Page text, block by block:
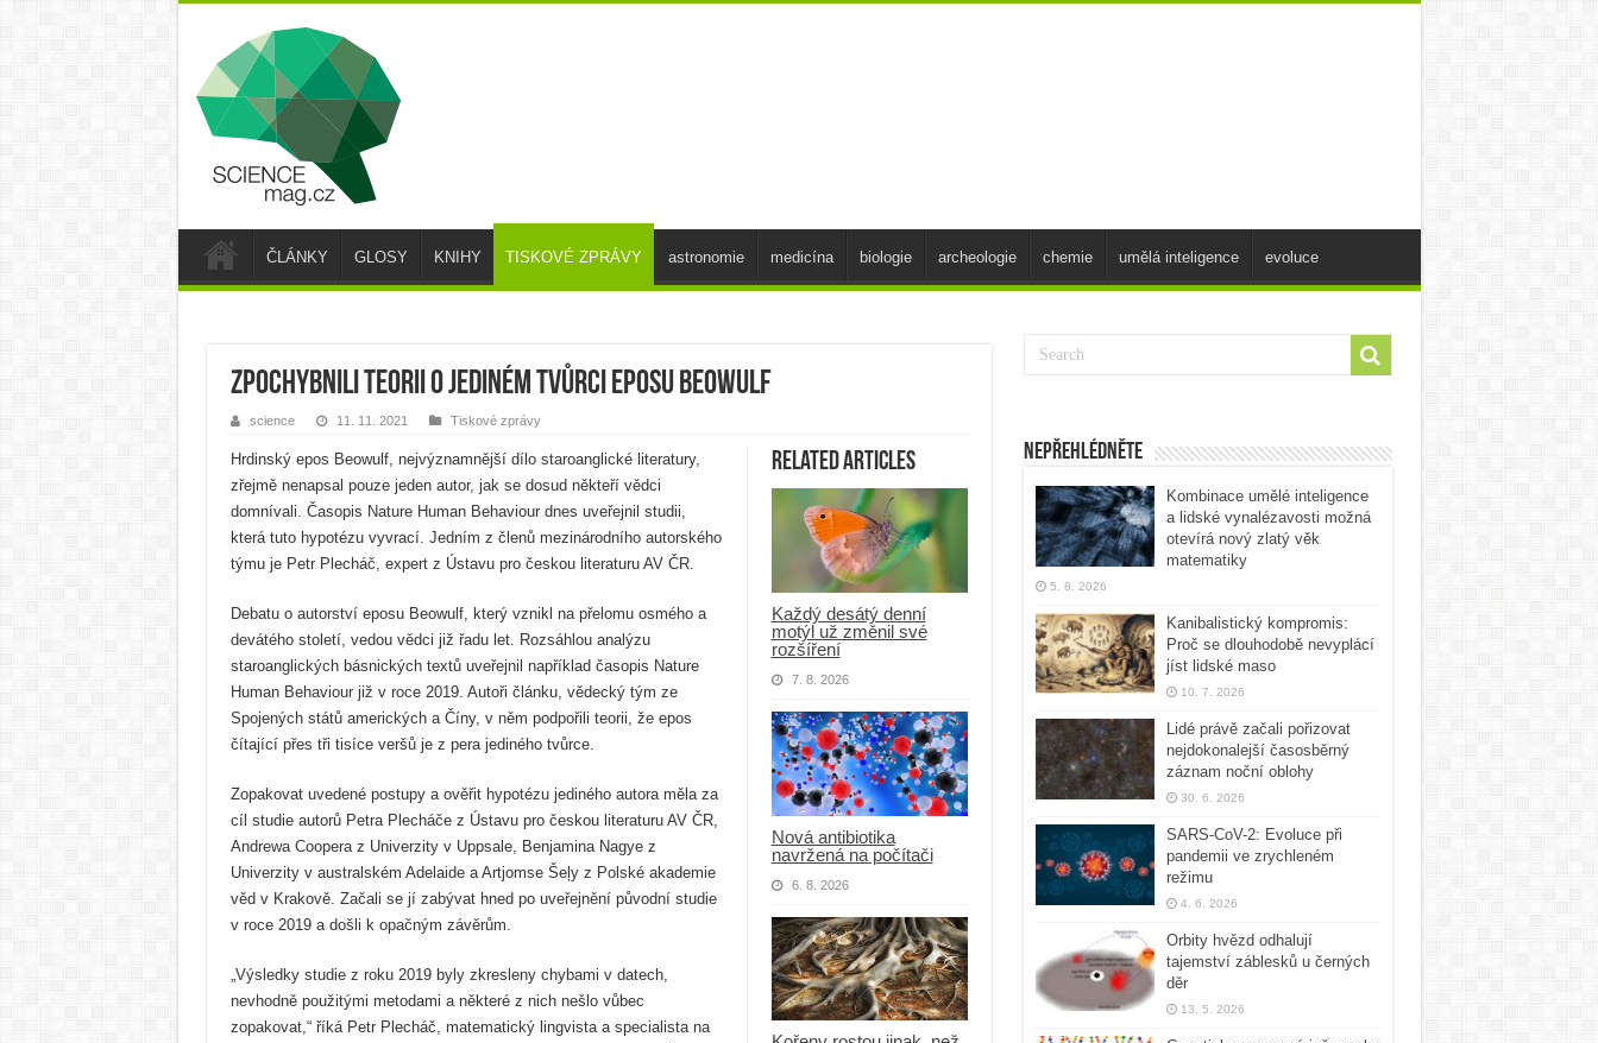
ČLÁNKY GLOSY KNIHY TISKOVÉ ZPRÁVY astronomie medicína biologie archeologie chemie umělá inteligence evoluce
Zpochybnili teorii o jediném tvůrci eposu Beowulf
science 11. 11. 2021 Tiskové zprávy
Related Articles
Každý desátý denní
motýl už změnil své
rozšíření
7. 8. 2026
Nová antibiotika
navržená na počítači
6. 8. 2026
Hrdinský epos Beowulf, nejvýznamnější dílo staroanglické literatury,
zřejmě nenapsal pouze jeden autor, jak se dosud někteří vědci
domnívali. Časopis Nature Human Behaviour dnes uveřejnil studii,
která tuto hypotézu vyvrací. Jedním z členů mezinárodního autorského
týmu je Petr Plecháč, expert z Ústavu pro českou literaturu AV ČR.
Debatu o autorství eposu Beowulf, který vznikl na přelomu osmého a
devátého století, vedou vědci již řadu let. Rozsáhlou analýzu
staroanglických básnických textů uveřejnil například časopis Nature
Human Behaviour již v roce 2019. Autoři článku, vědecký tým ze
Spojených států amerických a Číny, v něm podpořili teorii, že epos
čítající přes tři tisíce veršů je z pera jediného tvůrce.
Zopakovat uvedené postupy a ověřit hypotézu jediného autora měla za
cíl studie autorů Petra Plecháče z Ústavu pro českou literaturu AV ČR,
Andrewa Coopera z Univerzity v Uppsale, Benjamina Nagye z
Univerzity v australském Adelaide a Artjomse Šeļy z Polské akademie
věd v Krakově. Začali se jí zabývat hned po uveřejnění původní studie
v roce 2019 a došli k opačným závěrům.
„Výsledky studie z roku 2019 byly zkresleny chybami v datech,
nevhodně použitými metodami a některé z nich nešlo vůbec
zopakovat,“ říká Petr Plecháč, matematický lingvista a specialista na
Nepřehlédněte
Kombinace umělé inteligence
a lidské vynalézavosti možná
otevírá nový zlatý věk
matematiky
5. 8. 2026
Kanibalistický kompromis:
Proč se dlouhodobě nevyplácí
jíst lidské maso
10. 7. 2026
Lidé právě začali pořizovat
nejdokonalejší časosběrný
záznam noční oblohy
30. 6. 2026
SARS-CoV-2: Evoluce při
pandemii ve zrychleném
režimu
4. 6. 2026
Orbity hvězd odhalují
tajemství záblesků u černých
děr
13. 5. 2026